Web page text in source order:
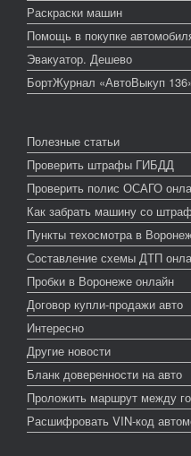
Раскраски машин
Помощь в покупке
Эвакуатор. Дешево
БортЖурнал «АвтоВыкуп
Полезные статьи
Проверить штрафы ГИБДД
Проверить полис ОСАГО
Как забрать машину со
Пункты техосмотра в
Составление схемы ДТП
Пробки в Воронеже онлайн
Договор купли-продажи авто
Интересно
Другие новости
Бланк доверенности на авто
Проложить маршрут между
Расшифровать VIN-код